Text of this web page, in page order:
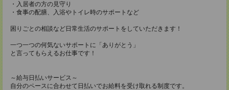
・入居者の方の見守り
・食事の配膳、入浴やトイレ時のサポートなど
困りごとの相談など日常生活のサポートをしていただきます！
一つ一つの何気ないサポートに「ありがとう」
と言ってもらえるお仕事です！
～給与日払いサービス～
自分のペースに合わせて日払いでお給料を受け取れる制度です。